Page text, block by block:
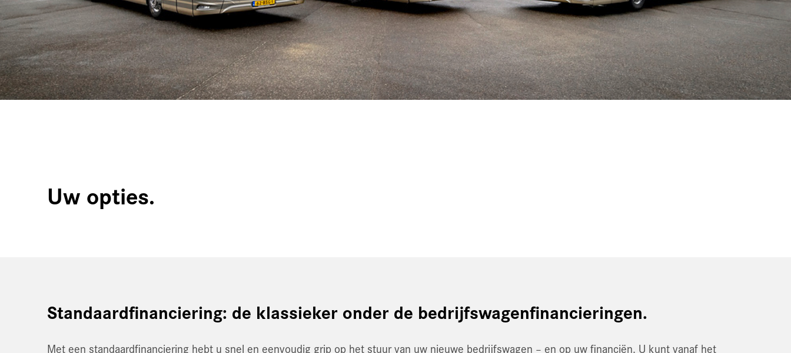
Uw opties.
Standaardfinanciering: de klassieker onder de bedrijfswagenfinancieringen.
Met een standaardfinanciering hebt u snel en eenvoudig grip op het stuur van uw nieuwe bedrijfswagen – en op uw financiën. U kunt vanaf het